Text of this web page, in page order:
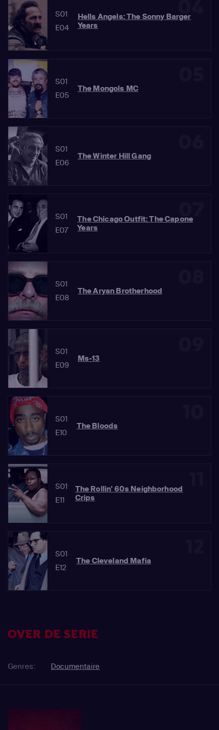
S01
E04
Hells Angels: The Sonny Barger
Years
S01
E05
The Mongols MC
S01
E06
The Winter Hill Gang
S01
E07
The Chicago Outfit: The Capone
Years
S01
E08
The Aryan Brotherhood
S01
E09
Ms-13
S01
E10
The Bloods
S01
E11
The Rollin' 60s Neighborhood
Crips
S01
E12
The Cleveland Mafia
OVER DE SERIE
Genres: Documentaire